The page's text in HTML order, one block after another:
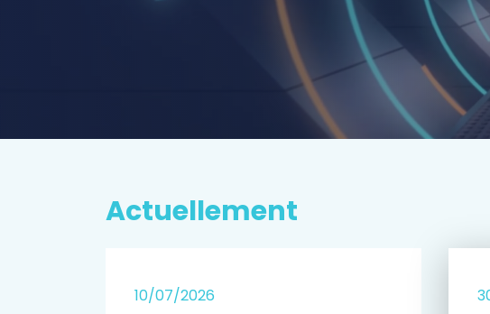
Actuellement
10/07/2026